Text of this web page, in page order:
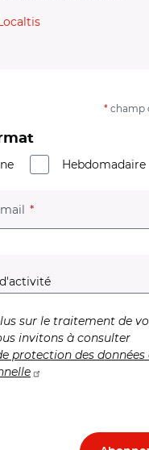
* champ
Hebdomadaire
(champ obligatoire)
sur le traitement de
invitons à consulter
protection des données